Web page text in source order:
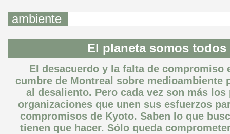
ambiente
El planeta somos todos
El desacuerdo y la falta de compromiso
cumbre de Montreal sobre medioambiente
al desaliento. Pero cada vez son más los
organizaciones que unen sus esfuerzos
compromisos de Kyoto. Saben lo que
tienen que hacer. Sólo queda